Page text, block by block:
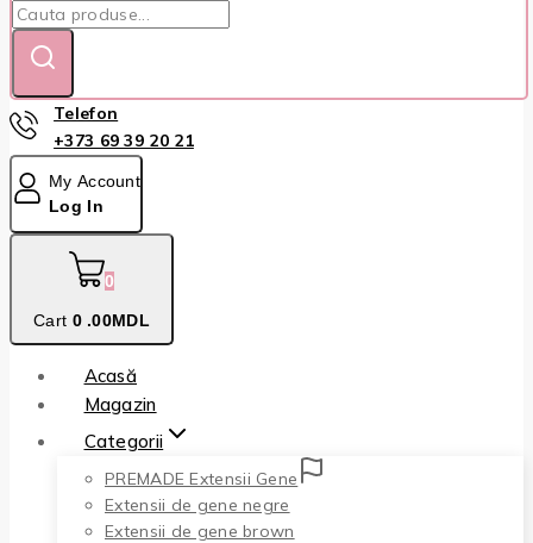
Telefon
+373 69 39 20 21
My Account
Log In
0
Cart 0 .00MDL
Acasă
Magazin
Categorii
PREMADE Extensii Gene
Extensii de gene negre
Extensii de gene brown